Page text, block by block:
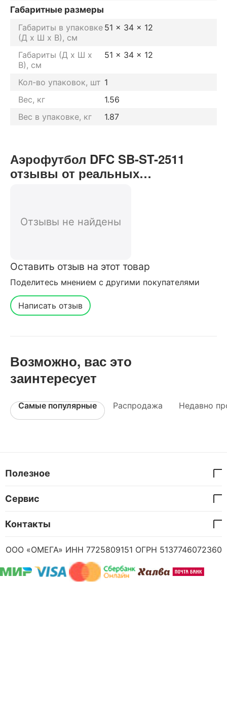
Габаритные размеры
Габариты в упаковке
(Д х Ш х В), см
51 x 34 x 12
Габариты (Д х Ш х
В), см
51 x 34 x 12
Кол-во упаковок, шт 1
Вес, кг
1.56
Вес в упаковке, кг
1.87
Аэрофутбол DFC SB-ST-2511
отзывы от реальных
Отзывы не найдены
Оставить отзыв на этот товар
Поделитесь мнением с другими покупателями
Написать отзыв
Возможно, вас это
заинтересует
Самые популярные Распродажа Недавно
Полезное
Сервис
Контакты
ООО «ОМЕГА» ИНН 7725809151 ОГРН 5137746072360